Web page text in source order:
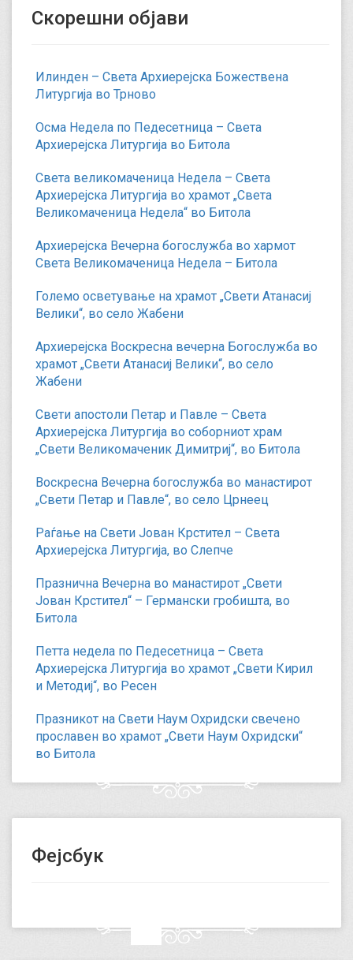
Скорешни објави
Илинден – Света Архиерејска Божествена
Литургија во Трново
Осма Недела по Педесетница – Света
Архиерејска Литургија во Битола
Света великомаченица Недела – Света
Архиерејска Литургија во храмот „Света
Великомаченица Недела“ во Битола
Архиерејска Вечерна богослужба во хармот
Света Великомаченица Недела – Битола
Големо осветување на храмот „Свети Атанасиј
Велики“, во село Жабени
Архиерејска Воскресна вечерна Богослужба во
храмот „Свети Атанасиј Велики“, во село
Жабени
Свети апостоли Петар и Павле – Света
Архиерејска Литургија во соборниот храм
„Свети Великомаченик Димитриј“, во Битола
Воскресна Вечерна богослужба во манастирот
„Свети Петар и Павле“, во село Црнеец
Раѓање на Свети Јован Крстител – Света
Архиерејска Литургија, во Слепче
Празнична Вечерна во манастирот „Свети
Јован Крстител“ – Германски гробишта, во
Битола
Петта недела по Педесетница – Света
Архиерејска Литургија во храмот „Свети Кирил
и Методиј“, во Ресен
Празникот на Свети Наум Охридски свечено
прославен во храмот „Свети Наум Охридски“
во Битола
Фејсбук